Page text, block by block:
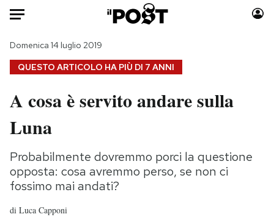
HOME
Italia
Politica
Tecnologia
Internet
Scienza
Cultura
Moda
Storie/Idee
Ok Boomer!
QUESTO ARTICOLO HA PIÙ DI 7 ANNI
Domenica 14 luglio 2019
A cosa è servito andare sulla
Luna
Probabilmente dovremmo porci la questione
opposta: cosa avremmo perso, se non ci
fossimo mai andati?
di Luca Capponi